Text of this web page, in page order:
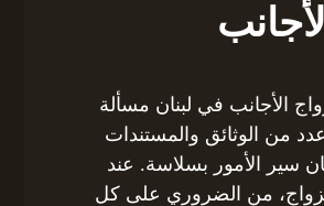
الأجانب في لبنان مسألة
من الوثائق والمستندات
سير الأمور بسلاسة. عند
من الضروري على كل